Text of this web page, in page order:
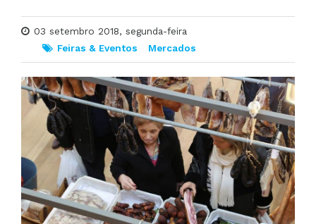
03 setembro 2018, segunda-feira
Feiras & Eventos
Mercados